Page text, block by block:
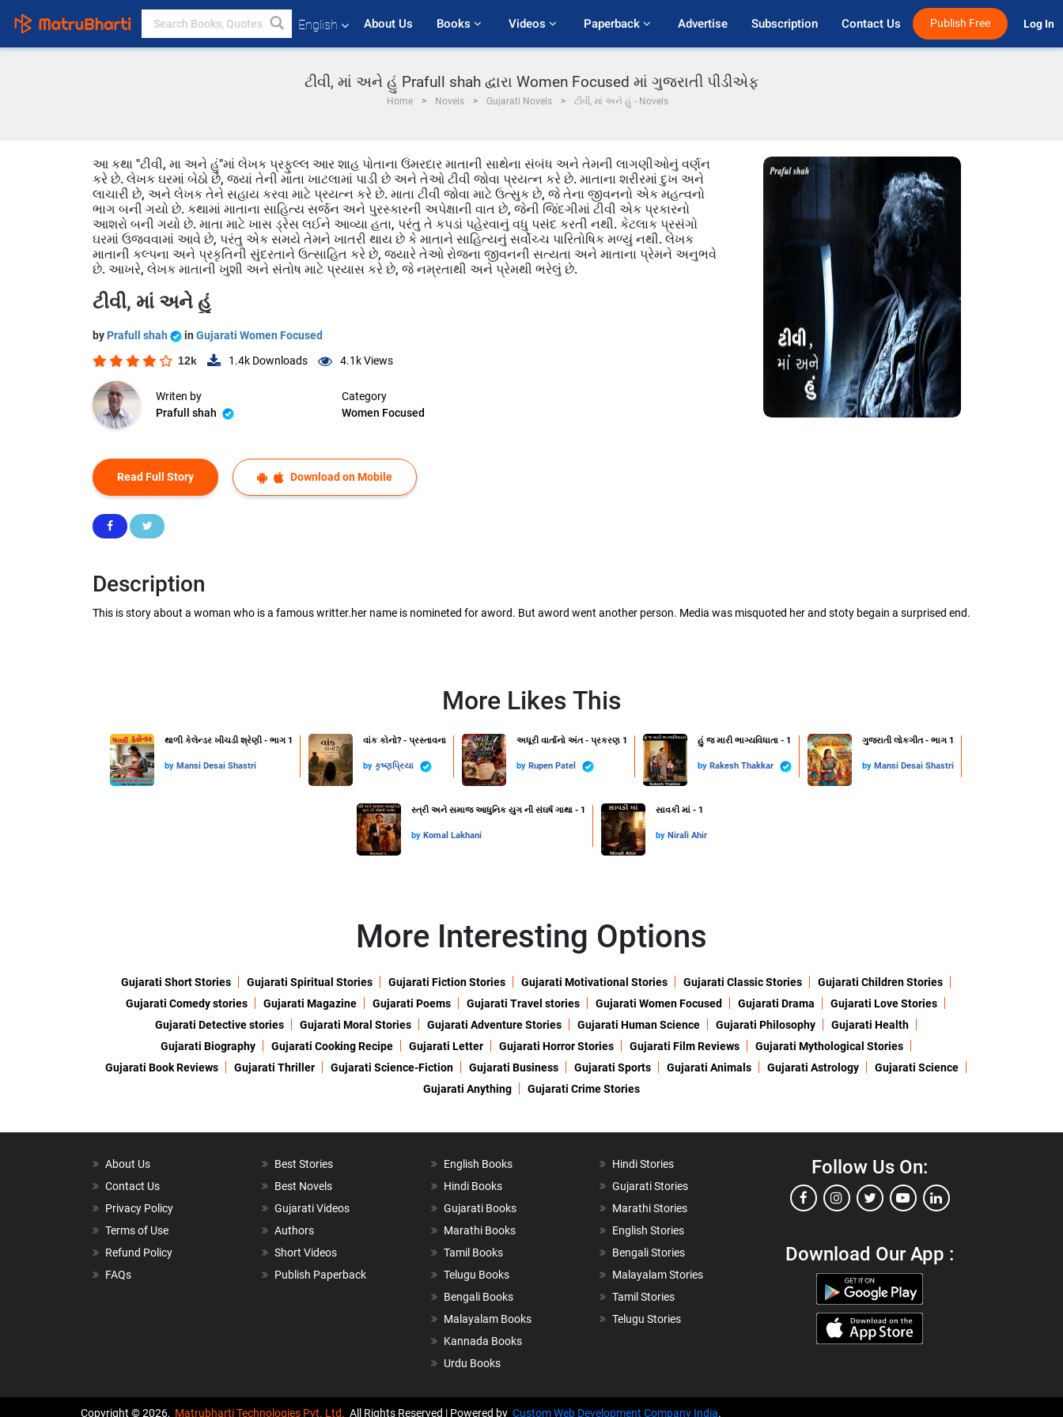
English About Us Books Videos Paperback Advertise Subscription Contact Us Publish Free Log In
ટીવી, માં અને હું Prafull shah દ્વારા Women Focused માં ગુજરાતી પીડીએફ
Home Novels Gujarati Novels ટીવી, માં અને હું - Novels
આ કથા "ટીવી, મા અને હું"માં લેખક પ્રફુલ્લ આર શાહ પોતાના ઉંમરદાર માતાની સાથેના સંબંધ અને તેમની લાગણીઓનું વર્ણન
કરે છે. લેખક ઘરમાં બેઠો છે, જ્યાં તેની માતા ખાટલામાં પાડી છે અને તેઓ ટીવી જોવા પ્રયત્ન કરે છે. માતાના શરીરમાં દુખ અને
લાચારી છે, અને લેખક તેને સહાય કરવા માટે પ્રયત્ન કરે છે. માતા ટીવી જોવા માટે ઉત્સુક છે, જે તેના જીવનનો એક મહત્વનો
ભાગ બની ગયો છે. કથામાં માતાના સાહિત્ય સર્જન અને પુરસ્કારની અપેક્ષાની વાત છે, જેની જિંદગીમાં ટીવી એક પ્રકારનો
આશરો બની ગયો છે. માતા માટે ખાસ ડ્રેસ લઈને આવ્યા હતા, પરંતુ તે કપડાં પહેરવાનું વધુ પસંદ કરતી નથી. કેટલાક પ્રસંગો
ઘરમાં ઉજવવામાં આવે છે, પરંતુ એક સમયે તેમને ખાતરી થાય છે કે માતાને સાહિત્યનું સર્વોચ્ચ પારિતોષિક મળ્યું નથી. લેખક
માતાની કલ્પના અને પ્રકૃતિની સુંદરતાને ઉત્સાહિત કરે છે, જ્યારે તેઓ રોજના જીવનની સત્યતા અને માતાના પ્રેમને અનુભવે
છે. આખરે, લેખક માતાની ખુશી અને સંતોષ માટે પ્રયાસ કરે છે, જે નમ્રતાથી અને પ્રેમથી ભરેલું છે.
ટીવી, માં અને હું
by Prafull shah in Gujarati Women Focused
12k 1.4k Downloads 4.1kViews
Writen by
Prafull shah
Category
Women Focused
Read Full Story Download on Mobile
Description
This is story about a woman who is a famous writter.her name is nomineted for aword. But aword went another person. Media was misquoted her and stoty begain a surprised end.
More Likes This
થાળી કેલેન્ડર ખીચડી શ્રેણી - ભાગ 1
by Mansi Desai Shastri
વાંક કોનો? - પ્રસ્તાવના
by કૃષ્ણપ્રિયા
અધૂરી વાર્તાનો અંત - પ્રકરણ 1
by Rupen Patel
હું જ મારી ભાગ્યવિધાતા - 1
by Rakesh Thakkar
ગુજરાતી લોકગીત - ભાગ 1
by Mansi Desai Shastri
સ્ત્રી અને સમાજ આધુનિક યુગ ની સંઘર્ષ ગાથા - 1
by Komal Lakhani
સાવકી માં - 1
by Nirali Ahir
More Interesting Options
Gujarati Short Stories Gujarati Spiritual Stories Gujarati Fiction Stories Gujarati Motivational Stories Gujarati Classic Stories
Gujarati Children Stories
Gujarati Comedy stories
Gujarati Magazine Gujarati Poems Gujarati Travel stories Gujarati Women Focused Gujarati Drama
Gujarati Love Stories
Gujarati Detective stories
Gujarati Moral Stories Gujarati Adventure Stories Gujarati Human Science Gujarati Philosophy
Gujarati Health
Gujarati Biography
Gujarati Cooking Recipe Gujarati Letter Gujarati Horror Stories Gujarati Film Reviews
Gujarati Mythological Stories
Gujarati Book Reviews
Gujarati Thriller Gujarati Science-Fiction Gujarati Business Gujarati Sports Gujarati Animals Gujarati Astrology
Gujarati Science
Gujarati Anything
Gujarati Crime Stories
About Us
Contact Us
Privacy Policy
Terms of Use
Refund Policy
FAQs
Best Stories
Best Novels
Gujarati Videos
Authors
Short Videos
Publish Paperback
English Books
Hindi Books
Gujarati Books
Marathi Books
Tamil Books
Telugu Books
Bengali Books
Malayalam Books
Kannada Books
Urdu Books
Hindi Stories
Gujarati Stories
Marathi Stories
English Stories
Bengali Stories
Malayalam Stories
Tamil Stories
Telugu Stories
Follow Us On:
Download Our App :
Copyright © 2026, Matrubharti Technologies Pvt. Ltd. All Rights Reserved | Powered by Custom Web Development Company India.